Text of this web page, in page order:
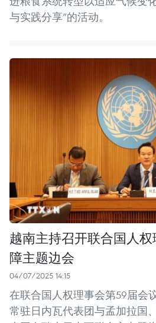
与实践分享”的活动。
越南主持召开联合国人
障主题边会
04/07/2025 14:15
在联合国人权理事会第59届会
常驻日内瓦代表团与孟加拉国